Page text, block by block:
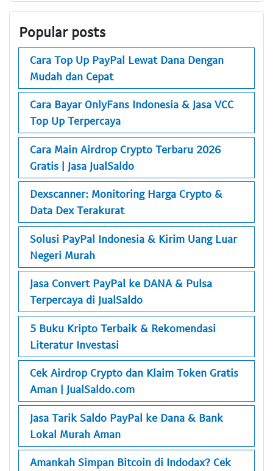
Popular posts
Cara Top Up PayPal Lewat Dana Dengan
Mudah dan Cepat
Cara Bayar OnlyFans Indonesia & Jasa VCC
Top Up Terpercaya
Cara Main Airdrop Crypto Terbaru 2026
Gratis | Jasa JualSaldo
Dexscanner: Monitoring Harga Crypto &
Data Dex Terakurat
Solusi PayPal Indonesia & Kirim Uang Luar
Negeri Murah
Jasa Convert PayPal ke DANA & Pulsa
Terpercaya di JualSaldo
5 Buku Kripto Terbaik & Rekomendasi
Literatur Investasi
Cek Airdrop Crypto dan Klaim Token Gratis
Aman | JualSaldo.com
Jasa Tarik Saldo PayPal ke Dana & Bank
Lokal Murah Aman
Amankah Simpan Bitcoin di Indodax? Cek